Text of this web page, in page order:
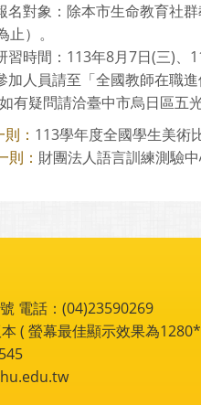
名對象：除本市生命教育社
止）。
習時間：113年8月7日(三)、
加人員請至「全國教師在職
有疑問請洽臺中市烏日區五
： 113學年度全國學生美術
則： 財團法人語言訓練測驗
電話：(04)23590269
( 螢幕最佳顯示效果為